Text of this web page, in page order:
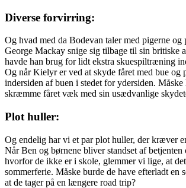
Diverse forvirring:
Og hvad med da Bodevan taler med pigerne og
George Mackay snige sig tilbage til sin britiske
havde han brug for lidt ekstra skuespiltræning
Og når Kielyr er ved at skyde fåret med bue og
indersiden af buen i stedet for ydersiden.
skræmme fåret væk med sin usædvanlige
Plot huller:
Og endelig har vi et par plot huller, der kræver
Når Ben og børnene bliver standset af
hvorfor de ikke er i skole, glemmer vi lige, at
sommerferie. Måske burde de have efterladt en
at de tager på en længere road trip?